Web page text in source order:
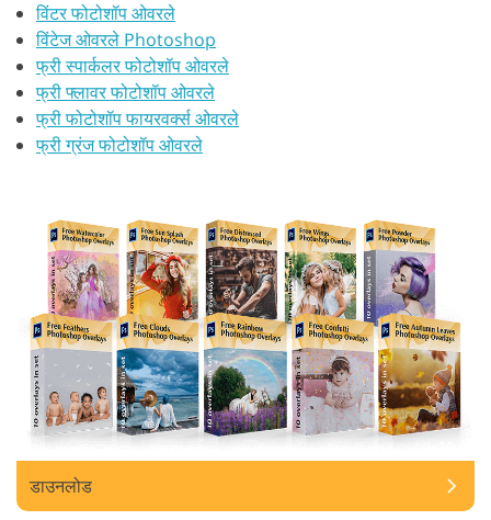
विंटर फोटोशॉप ओवरले
विंटेज ओवरले Photoshop
फ्री स्पार्कलर फोटोशॉप ओवरले
फ्री फ्लावर फोटोशॉप ओवरले
फ्री फोटोशॉप फायरवर्क्स ओवरले
फ्री ग्रंज फोटोशॉप ओवरले
डाउनलोड